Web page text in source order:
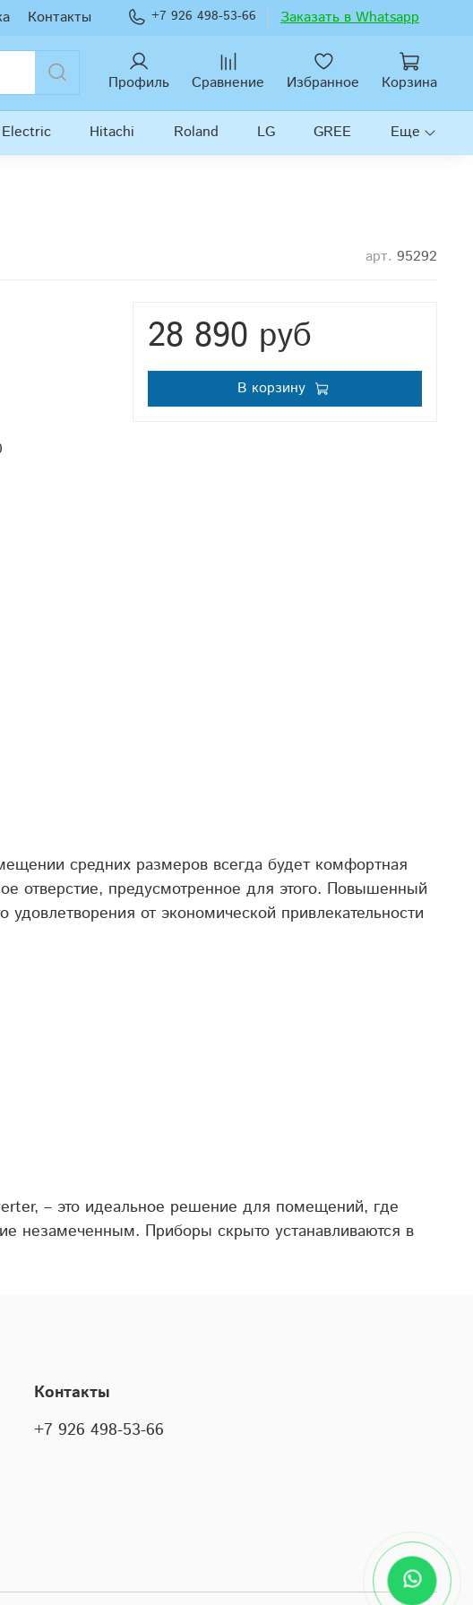
Контакты +7 926 498-53-66 Заказать в Whatsapp
Профиль Сравнение Избранное Корзина
Hitachi Roland LG GREE
Еще
арт. 95292
28 890 руб
В корзину
средних размеров всегда будет комфортная
отверстие, предусмотренное для этого. Повышенный
от экономической привлекательности
– это идеальное решение для помещений, где
незамеченным. Приборы скрыто устанавливаются в
Контакты
+7 926 498-53-66